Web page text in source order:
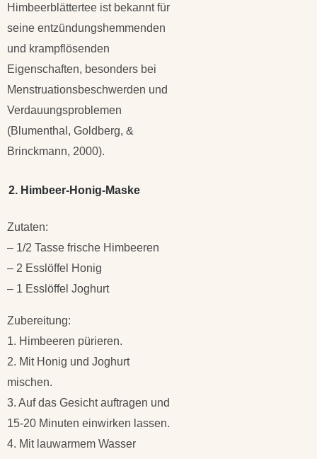
Himbeerblättertee ist bekannt für
seine entzündungshemmenden
und krampflösenden
Eigenschaften, besonders bei
Menstruationsbeschwerden und
Verdauungsproblemen
(Blumenthal, Goldberg, &
Brinckmann, 2000).
2. Himbeer-Honig-Maske
Zutaten:
– 1/2 Tasse frische Himbeeren
– 2 Esslöffel Honig
– 1 Esslöffel Joghurt
Zubereitung:
1. Himbeeren pürieren.
2. Mit Honig und Joghurt
mischen.
3. Auf das Gesicht auftragen und
15-20 Minuten einwirken lassen.
4. Mit lauwarmem Wasser